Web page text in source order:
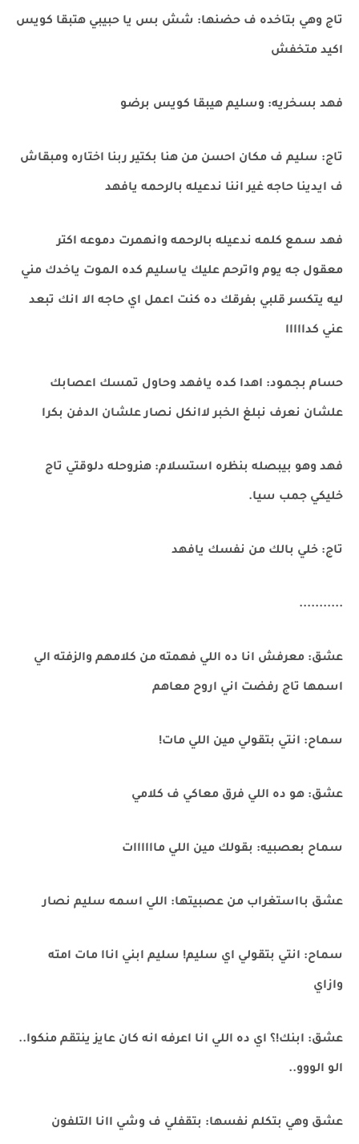
تاج وهي بتاخده ف حضنها: شش بس يا حبيبي هتبقا كويس
اكيد متخفش
فهد بسخريه: وسليم هيبقا كويس برضو
تاج: سليم ف مكان احسن من هنا بكتير ربنا اختاره ومبقاش
ف ايدينا حاجه غير اننا ندعيله بالرحمه يافهد
فهد سمع كلمه ندعيله بالرحمه وانهمرت دموعه اكتر
معقول جه يوم واترحم عليك ياسليم كده الموت ياخدك مني
ليه يتكسر قلبي بفرقك ده كنت اعمل اي حاجه الا انك تبعد
عني كدااااا
حسام بجمود: اهدا كده يافهد وحاول تمسك اعصابك
علشان نعرف نبلغ الخبر لاانكل نصار علشان الدفن بكرا
فهد وهو بيبصله بنظره استسلام: هنروحله دلوقتي تاج
خليكي جمب سيا.
تاج: خلي بالك من نفسك يافهد
...........
عشق: معرفش انا ده اللي فهمته من كلامهم والزفته الي
اسمها تاج رفضت اني اروح معاهم
سماح: انتي بتقولي مين اللي مات!
عشق: هو ده اللي فرق معاكي ف كلامي
سماح بعصبيه: بقولك مين اللي ماااااات
عشق بااستغراب من عصبيتها: اللي اسمه سليم نصار
سماح: انتي بتقولي اي سليم! سليم ابني اناا مات امته
وازاي
عشق: ابنك!؟ اي ده اللي انا اعرفه انه كان عايز ينتقم منكوا..
الو الووو..
عشق وهي بتكلم نفسها: بتقفلي ف وشي اانا التلفون